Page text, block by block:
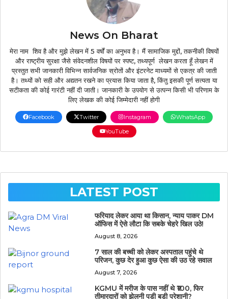
News On Bharat
मेरा नाम शिव है और मुझे लेखन में 5 वर्षों का अनुभव है। मैं सामाजिक मुद्दों, तकनीकी विषयों
और राष्ट्रीय सुरक्षा जैसे संवेदनशील विषयों पर स्पष्ट, तथ्यपूर्ण लेखन करता हूँ लेखन में
प्रस्तुत सभी जानकारी विभिन्न सार्वजनिक स्रोतों और इंटरनेट माध्यमों से एकत्र की जाती
है। तथ्यों को सही और अद्यतन रखने का प्रयास किया जाता है, किंतु इसकी पूर्ण सत्यता या
सटीकता की कोई गारंटी नहीं दी जाती। जानकारी के उपयोग से उत्पन्न किसी भी परिणाम के
लिए लेखक की कोई जिम्मेदारी नहीं होगी
Facebook Twitter Instagram
WhatsApp
YouTube
LATEST POST
फरियाद लेकर आया था किसान, न्याय पाकर DM
ऑफिस में ऐसे लौटा कि सबके चेहरे खिल उठे!
August 8, 2026
7 साल की बच्ची को लेकर अस्पताल पहुंचे थे
परिजन, कुछ देर हुआ कुछ ऐसा की उठ रहे सवाल
August 7, 2026
KGMU में मरीज के पास नहीं थे ₹100, फिर
तीमारदारों को झेलनी पड़ी बड़ी परेशानी?